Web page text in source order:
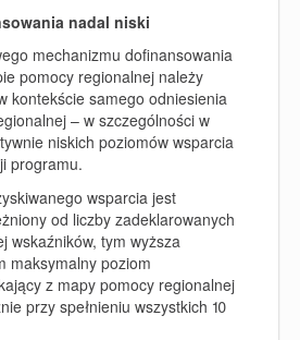
nadal niski
mechanizmu dofinansowania
pomocy regionalnej należy
kontekście samego odniesienia
– w szczególności w
niskich poziomów wsparcia
programu.
wsparcia jest
od liczby zadeklarowanych
wskaźników, tym wyższa
maksymalny poziom
z mapy pomocy regionalnej
przy spełnieniu wszystkich 10